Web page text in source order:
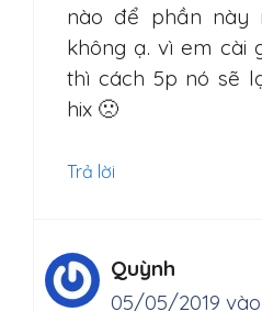
nào để phần này
không ạ. vì em cài
thì cách 5p nó sẽ
hix 🙁
Trả lời
Quỳnh
05/05/2019 vào